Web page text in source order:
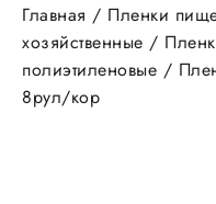
Главная / Пленки
хозяйственные /
полиэтиленовые /
8рул/кор